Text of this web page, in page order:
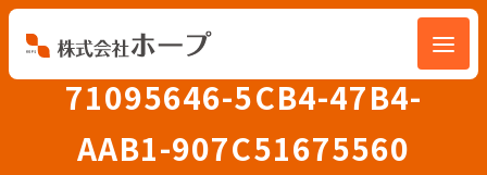
会社を知る
71095646-5CB4-47B4-
AAB1-907C51675560